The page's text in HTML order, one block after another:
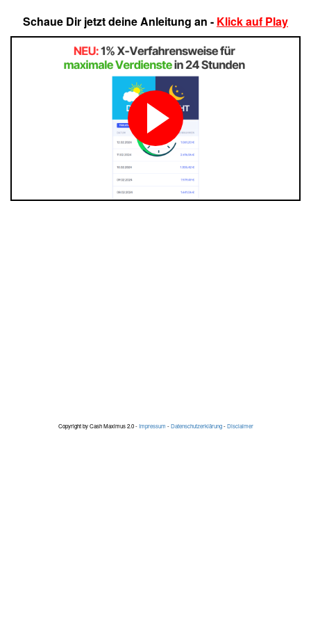
Schaue Dir jetzt deine Anleitung an - Klick auf Play
Copyright by Cash Maximus 2.0 -Impressum -Datenschutzerklärung-Disclaimer